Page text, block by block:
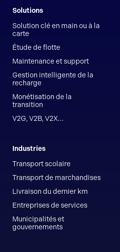
Solutions
Solution clé en main ou à la
carte
Étude de flotte
Maintenance et support
Gestion intelligente de la
recharge
Monétisation de la
transition
V2G, V2B, V2X...
Industries
Transport scolaire
Transport de marchandises
Livraison du dernier km
Entreprises de services
Municipalités et
gouvernements